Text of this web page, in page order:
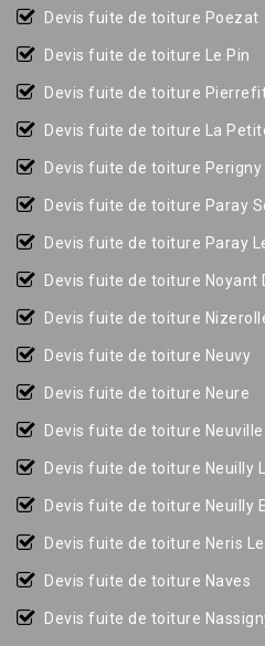
Devis fuite de toiture Poezat
Devis fuite de toiture Le Pin
Devis fuite de toiture
Devis fuite de toiture La
Devis fuite de toiture Perigny
Devis fuite de toiture Paray
Devis fuite de toiture Paray
Devis fuite de toiture Noyant
Devis fuite de toiture
Devis fuite de toiture Neuvy
Devis fuite de toiture Neure
Devis fuite de toiture Neuville
Devis fuite de toiture Neuilly
Devis fuite de toiture Neuilly
Devis fuite de toiture Neris
Devis fuite de toiture Naves
Devis fuite de toiture